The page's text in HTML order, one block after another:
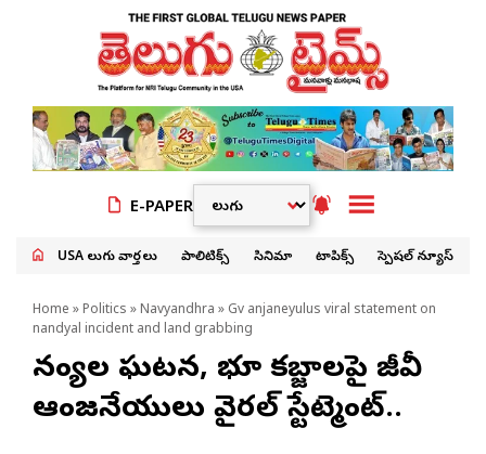
E-PAPER
USA తెలుగు వార్తలు పాలిటిక్స్ సినిమా టాపిక్స్ స్పెషల్ న్యూస్
Home » Politics » Navyandhra » Gv anjaneyulus viral statement on
nandyal incident and land grabbing
నంద్యాల ఘటన, భూ కబ్జాలపై జీవీ
ఆంజనేయులు వైరల్ స్టేట్మెంట్..